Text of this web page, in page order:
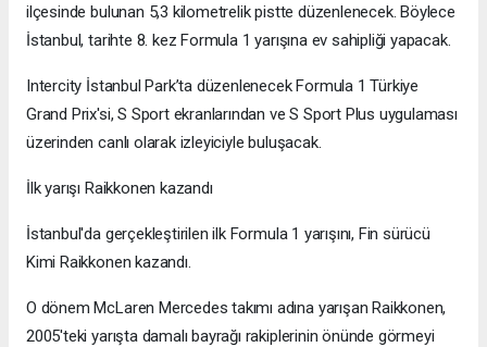
ilçesinde bulunan 5,3 kilometrelik pistte düzenlenecek. Böylece
İstanbul, tarihte 8. kez Formula 1 yarışına ev sahipliği yapacak.
Intercity İstanbul Park’ta düzenlenecek Formula 1 Türkiye
Grand Prix'si, S Sport ekranlarından ve S Sport Plus uygulaması
üzerinden canlı olarak izleyiciyle buluşacak.
İlk yarışı Raikkonen kazandı
İstanbul'da gerçekleştirilen ilk Formula 1 yarışını, Fin sürücü
Kimi Raikkonen kazandı.
O dönem McLaren Mercedes takımı adına yarışan Raikkonen,
2005'teki yarışta damalı bayrağı rakiplerinin önünde görmeyi